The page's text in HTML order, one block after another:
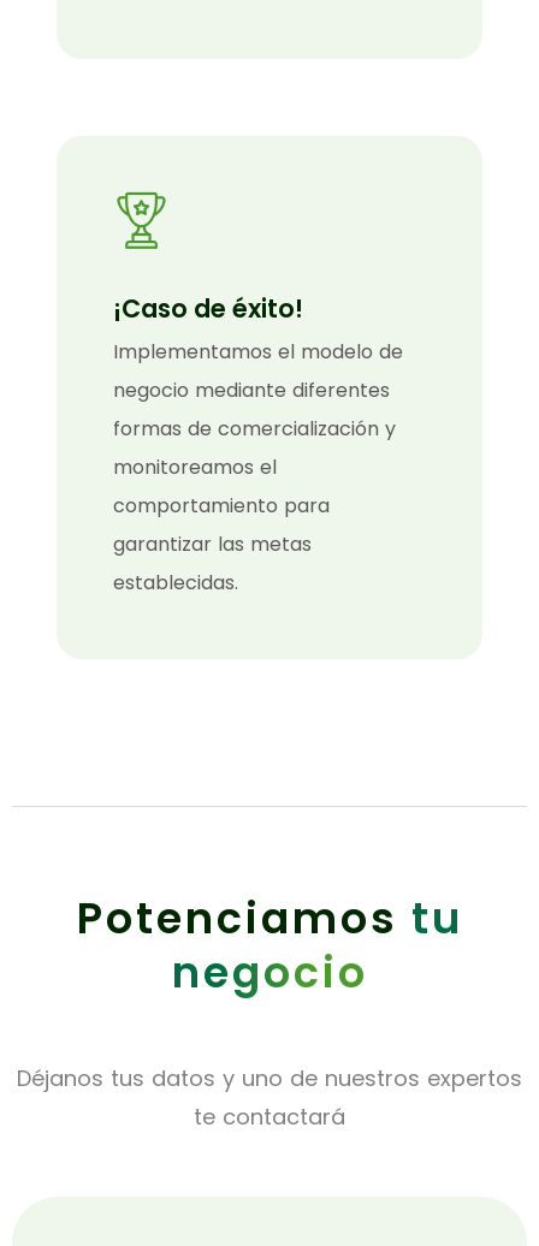
¡Caso de éxito!
Implementamos el modelo de
negocio mediante diferentes
formas de comercialización y
monitoreamos el
comportamiento para
garantizar las metas
establecidas.
Potenciamos tu
negocio
Déjanos tus datos y uno de nuestros expertos
te contactará